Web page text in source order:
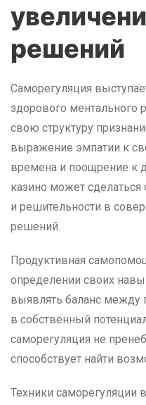
решений
Саморегуляция
здорового ментального
свою структуру
выражение эмпатии к
времена и поощрение к
казино может сделаться
и решительности в
решений.
Продуктивная
определении своих
выявлять баланс между
в собственный
саморегуляция не
способствует найти
Техники саморегуляции